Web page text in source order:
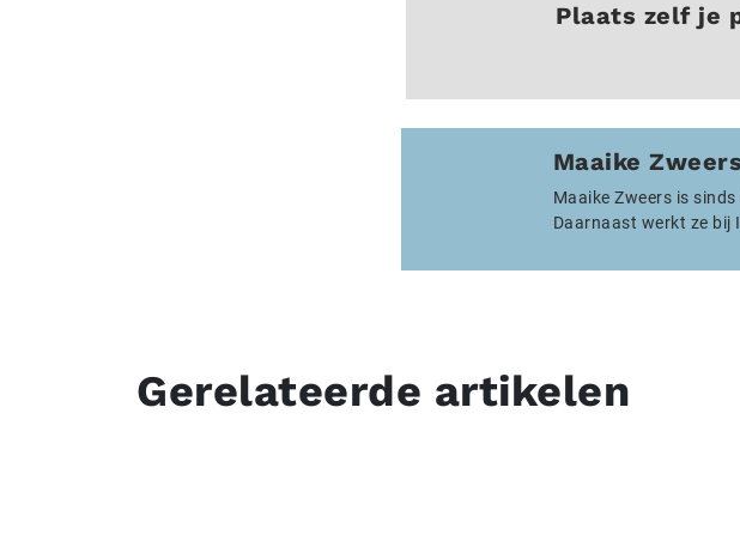
Plaats zelf je
Maaike Zweers
Maaike Zweers is
Daarnaast werkt ze bij
Gerelateerde artikelen